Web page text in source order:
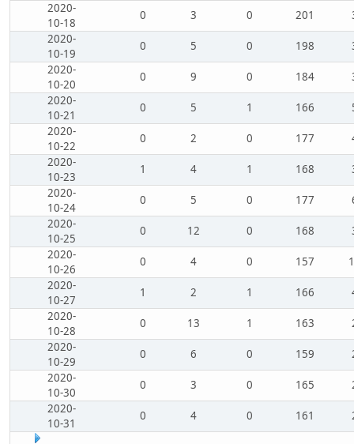
2020-
10-18
0 3 0 201
2020-
10-19
0 5 0 198
2020-
10-20
0 9 0 184
2020-
10-21
0 5 1 166
2020-
10-22
0 2 0 177
2020-
10-23
1 4 1 168
2020-
10-24
0 5 0 177
2020-
10-25
0 12 0 168
2020-
10-26
0 4 0 157
2020-
10-27
1 2 1 166
2020-
10-28
0 13 1 163
2020-
10-29
0 6 0 159
2020-
10-30
0 3 0 165
2020-
10-31
0 4 0 161